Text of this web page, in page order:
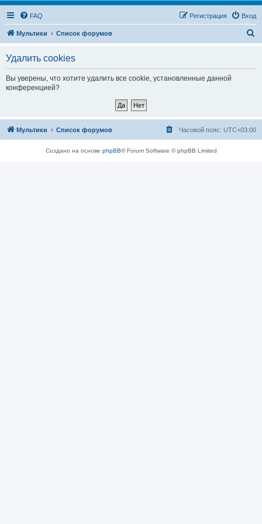
FAQ Вход
Регистрация
Мультики Список форумов
Удалить cookies
Вы уверены, что хотите удалить все cookie, установленные данной
конференцией?
Мультики Список форумов Часовой пояс: UTC+03:00
Создано на основе phpBB® Forum Software © phpBB Limited